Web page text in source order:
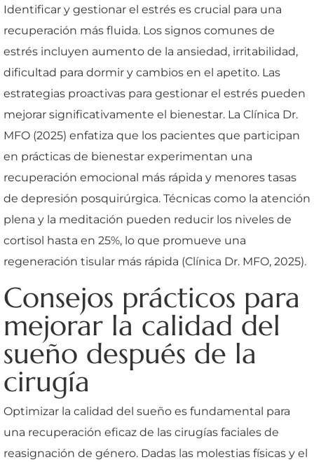
Identificar y gestionar el estrés es crucial para una
recuperación más fluida. Los signos comunes de
estrés incluyen aumento de la ansiedad, irritabilidad,
dificultad para dormir y cambios en el apetito. Las
estrategias proactivas para gestionar el estrés pueden
mejorar significativamente el bienestar. La Clínica Dr.
MFO (2025) enfatiza que los pacientes que participan
en prácticas de bienestar experimentan una
recuperación emocional más rápida y menores tasas
de depresión posquirúrgica. Técnicas como la atención
plena y la meditación pueden reducir los niveles de
cortisol hasta en 25%, lo que promueve una
regeneración tisular más rápida (Clínica Dr. MFO, 2025).
Consejos prácticos para
mejorar la calidad del
sueño después de la
cirugía
Optimizar la calidad del sueño es fundamental para
una recuperación eficaz de las cirugías faciales de
reasignación de género. Dadas las molestias físicas y el